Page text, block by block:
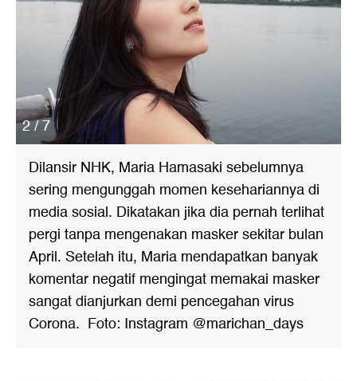
2 / 7
Dilansir NHK, Maria Hamasaki sebelumnya
sering mengunggah momen kesehariannya di
media sosial. Dikatakan jika dia pernah terlihat
pergi tanpa mengenakan masker sekitar bulan
April. Setelah itu, Maria mendapatkan banyak
komentar negatif mengingat memakai masker
sangat dianjurkan demi pencegahan virus
Corona. Foto: Instagram @marichan_days